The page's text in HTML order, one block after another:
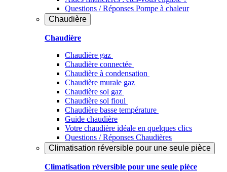
Questions / Réponses Pompe à chaleur
Chaudière
Chaudière
Chaudière gaz
Chaudière connectée
Chaudière à condensation
Chaudière murale gaz
Chaudière sol gaz
Chaudière sol fioul
Chaudière basse température
Guide chaudière
Votre chaudière idéale en quelques clics
Questions / Réponses Chaudières
Climatisation réversible pour une seule pièce
Climatisation réversible pour une seule pièce